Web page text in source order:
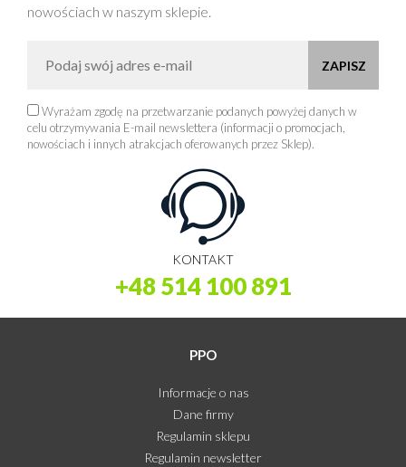
nowościach w naszym sklepie.
Wyrażam zgodę na przetwarzanie podanych powyżej danych w
celu otrzymywania E-mail newslettera (informacji o promocjach,
nowościach i innych atrakcjach oferowanych przez Sklep).
KONTAKT
+48 514 100 891
PPO
Informacje o nas
Dane firmy
Regulamin sklepu
Regulamin newsletter